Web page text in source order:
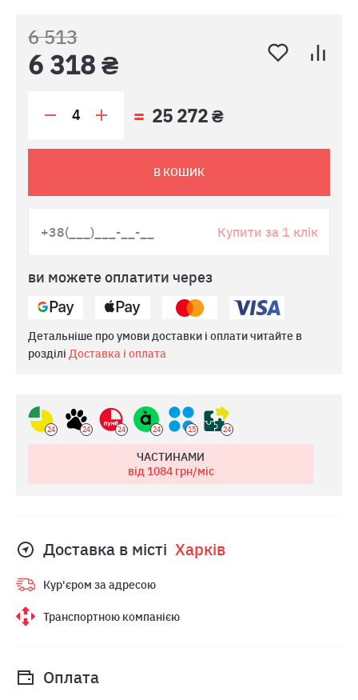
6 513
6 318 ₴
25 272 ₴
В КОШИК
Купити за 1 клік
ви можете оплатити через
Детальніше про умови доставки і оплати читайте в
розділі Доставка і оплата
24 24 24 24 15 24
ЧАСТИНАМИ
від 1084грн/міс
Доставка в місті Харкiв
Кур'єром за адресою
Транспортною компанією
Оплата